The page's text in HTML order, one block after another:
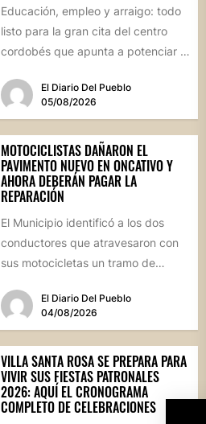
Educación, empleo y arraigo: todo
listo para la gran cita del centro
cordobés que apunta a potenciar el
El Diario Del Pueblo
05/08/2026
MOTOCICLISTAS DAÑARON EL
PAVIMENTO NUEVO EN ONCATIVO Y
AHORA DEBERÁN PAGAR LA
REPARACIÓN
El Municipio identificó a los dos
conductores que atravesaron con
sus motocicletas un tramo de
calle...
El Diario Del Pueblo
04/08/2026
VILLA SANTA ROSA SE PREPARA PARA
VIVIR SUS FIESTAS PATRONALES
2026: AQUÍ EL CRONOGRAMA
COMPLETO DE CELEBRACIONES